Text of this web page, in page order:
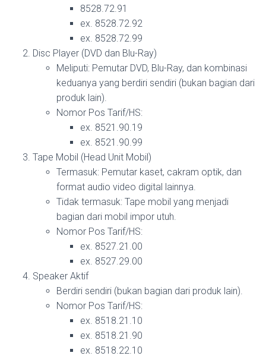
8528.72.91
ex. 8528.72.92
ex. 8528.72.99
Disc Player (DVD dan Blu-Ray)
Meliputi: Pemutar DVD, Blu-Ray, dan kombinasi
keduanya yang berdiri sendiri (bukan bagian dari
produk lain).
Nomor Pos Tarif/HS:
ex. 8521.90.19
ex. 8521.90.99
Tape Mobil (Head Unit Mobil)
Termasuk: Pemutar kaset, cakram optik, dan
format audio video digital lainnya.
Tidak termasuk: Tape mobil yang menjadi
bagian dari mobil impor utuh.
Nomor Pos Tarif/HS:
ex. 8527.21.00
ex. 8527.29.00
Speaker Aktif
Berdiri sendiri (bukan bagian dari produk lain).
Nomor Pos Tarif/HS:
ex. 8518.21.10
ex. 8518.21.90
ex. 8518.22.10